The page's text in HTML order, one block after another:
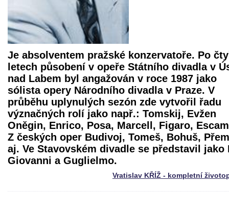
Je absolventem pražské konzervatoře. Po
letech působení v opeře Státního divadla v
nad Labem byl angažován v roce 1987 jako
sólista opery Národního divadla v Praze. V
průběhu uplynulých sezón zde vytvořil řadu
význačných rolí jako např.: Tomskij, Evžen
Oněgin, Enrico, Posa, Marcell, Figaro,
Z českých oper Budivoj, Tomeš, Bohuš,
aj. Ve Stavovském divadle se představil jako
Giovanni a Guglielmo.
Vratislav KŘÍŽ - kompletní